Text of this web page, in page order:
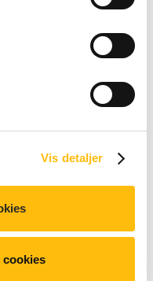
Vis detaljer
cookies
Filet-O-Fish®
McNuggets®